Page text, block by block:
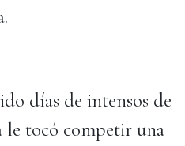
días de intensos de
le tocó competir una